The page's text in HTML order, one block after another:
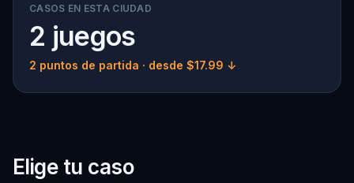
CASOS EN ESTA CIUDAD
2 juegos
2 puntos de partida · desde $17.99 ↓
Elige tu caso